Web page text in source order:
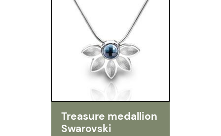
Treasure medallion
Swarovski